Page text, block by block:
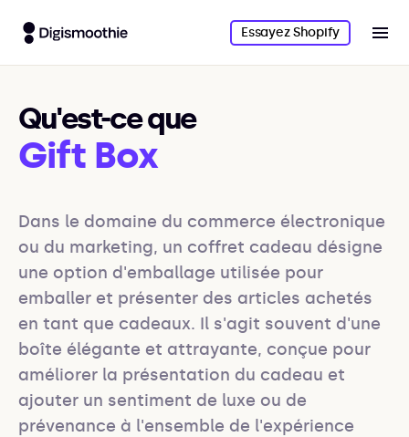
Essayez Shopify
Qu'est-ce que
Gift Box
Dans le domaine du commerce électronique
ou du marketing, un coffret cadeau désigne
une option d'emballage utilisée pour
emballer et présenter des articles achetés
en tant que cadeaux. Il s'agit souvent d'une
boîte élégante et attrayante, conçue pour
améliorer la présentation du cadeau et
ajouter un sentiment de luxe ou de
prévenance à l'ensemble de l'expérience